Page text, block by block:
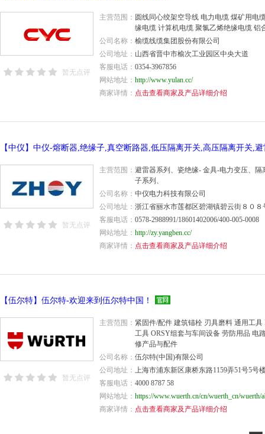
暂无点评
主营范围： 圆线同心绞架空导线 电力电缆 煤矿用电
缘电缆 计算机电缆 聚氯乙烯绝缘电缆 铝
公司名称：榆缆线缆集团股份有限公司
公司地址： 山西省晋中市榆次工业园区中央大道
客服电话：0354-3967856
网站地址：http://www.yulan.cc/
商家详情： 点击查看商家及产品详细介绍
暂无点评
主营范围：避雷器系列、瓷绝缘- 金具-电力变压、隔
子系列、
公司名称：中仪电力科技有限公司
公司地址：浙江省丽水市莲都区碧湖镇碧云街８０８
客服电话：0578-2988991/18601402006/400-005-0008
网站地址：http://zy.yangben.cc/
商家详情： 点击查看商家及产品详细介绍
【伍尔特】伍尔特-欢迎来到伍尔特中国！
暂无点评
主营范围： 紧固件/配件 建筑锚栓 刃具磨料 通用工具
工具 ORSY组套与车间设备 劳防用品 电
修产品与配件
公司名称：伍尔特(中国)有限公司
公司地址：上海市浦东新区康桥东路1159弄51号5号
客服电话：4000 8787 58
网站地址：
商家详情： 点击查看商家及产品详细介绍